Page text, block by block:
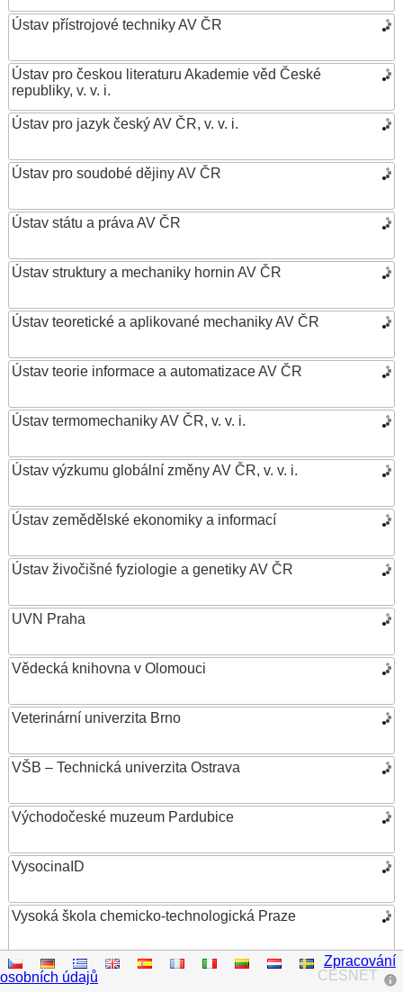
Ústav přístrojové techniky AV ČR
Ústav pro českou literaturu Akademie věd České
republiky, v. v. i.
Ústav pro jazyk český AV ČR, v. v. i.
Ústav pro soudobé dějiny AV ČR
Ústav státu a práva AV ČR
Ústav struktury a mechaniky hornin AV ČR
Ústav teoretické a aplikované mechaniky AV ČR
Ústav teorie informace a automatizace AV ČR
Ústav termomechaniky AV ČR, v. v. i.
Ústav výzkumu globální změny AV ČR, v. v. i.
Ústav zemědělské ekonomiky a informací
Ústav živočišné fyziologie a genetiky AV ČR
UVN Praha
Vědecká knihovna v Olomouci
Veterinární univerzita Brno
VŠB – Technická univerzita Ostrava
Východočeské muzeum Pardubice
VysocinaID
Vysoká škola chemicko-technologická Praze
Vysoká škola ekonomická v Praze
CESNET
Zpracování
osobních údajů